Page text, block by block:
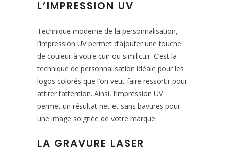
L’IMPRESSION UV
Technique moderne de la personnalisation,
l’impression UV permet d’ajouter une touche
de couleur à votre cuir ou similicuir. C’est la
technique de personnalisation idéale pour les
logos colorés que l’on veut faire ressortir pour
attirer l’attention. Ainsi, l’impression UV
permet un résultat net et sans bavures pour
une image soignée de votre marque.
LA GRAVURE LASER